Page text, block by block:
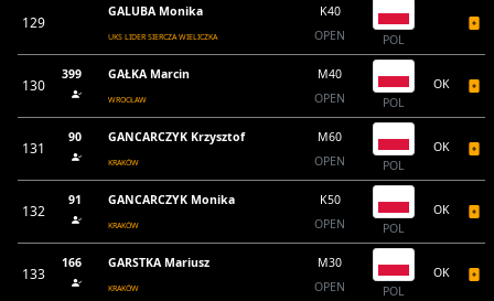
129
GALUBA Monika
UKS LIDER SIERCZA WIELICZKA
K40
OPEN
POL
130
399 GAŁKA Marcin
WROCŁAW
M40
OPEN
POL
OK
131
90 GANCARCZYK Krzysztof
KRAKÓW
M60
OPEN
POL
OK
132
91 GANCARCZYK Monika
KRAKÓW
K50
OPEN
POL
OK
133
166 GARSTKA Mariusz
KRAKÓW
M30
OPEN
POL
OK